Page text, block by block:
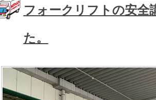
フォークリフトの安全
た。